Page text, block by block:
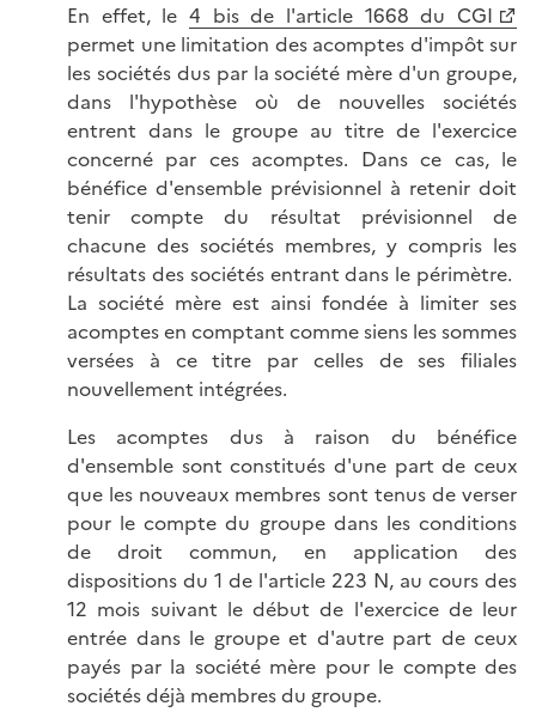
En effet, le 4 bis de l'article 1668 du CGI
permet une limitation des acomptes d'impôt sur
les sociétés dus par la société mère d'un groupe,
dans l'hypothèse où de nouvelles sociétés
entrent dans le groupe au titre de l'exercice
concerné par ces acomptes. Dans ce cas, le
bénéfice d'ensemble prévisionnel à retenir doit
tenir compte du résultat prévisionnel de
chacune des sociétés membres, y compris les
résultats des sociétés entrant dans le périmètre.
La société mère est ainsi fondée à limiter ses
acomptes en comptant comme siens les sommes
versées à ce titre par celles de ses filiales
nouvellement intégrées.
Les acomptes dus à raison du bénéfice
d'ensemble sont constitués d'une part de ceux
que les nouveaux membres sont tenus de verser
pour le compte du groupe dans les conditions
de droit commun, en application des
dispositions du 1 de l'article 223 N, au cours des
12 mois suivant le début de l'exercice de leur
entrée dans le groupe et d'autre part de ceux
payés par la société mère pour le compte des
sociétés déjà membres du groupe.